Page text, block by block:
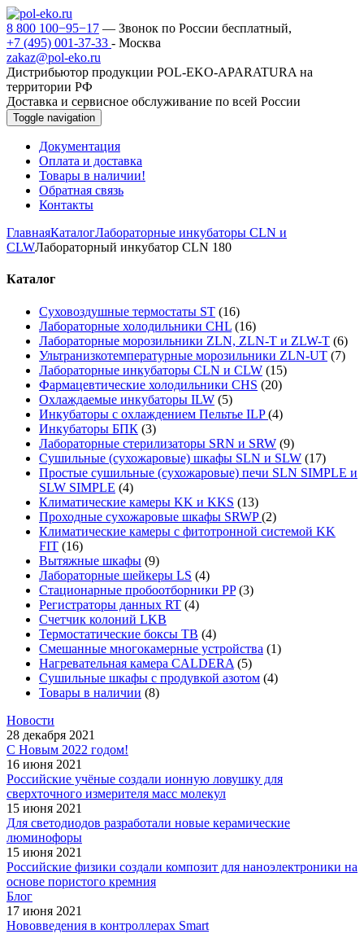
8 800 100−95−17 — Звонок по России бесплатный,
+7 (495) 001-37-33 - Москва
zakaz@pol-eko.ru
Дистрибьютор продукции POL-EKO-APARATURA на
территории РФ
Доставка и сервисное обслуживание по всей России
Toggle navigation
Документация
Оплата и доставка
Товары в наличии!
Обратная связь
Контакты
ГлавнаяКаталогЛабораторные инкубаторы CLN и
CLWЛабораторный инкубатор CLN 180
Каталог
Суховоздушные термостаты ST (16)
Лабораторные холодильники CHL (16)
Лабораторные морозильники ZLN, ZLN-T и ZLW-T (6)
Ультранизкотемпературные морозильники ZLN-UT (7)
Лабораторные инкубаторы CLN и CLW (15)
Фармацевтические холодильники CHS (20)
Охлаждаемые инкубаторы ILW (5)
Инкубаторы с охлаждением Пельтье ILP(4)
Инкубаторы БПК (3)
Лабораторные стерилизаторы SRN и SRW (9)
Сушильные (сухожаровые) шкафы SLN и SLW (17)
Простые сушильные (сухожаровые) печи SLN SIMPLE и
SLW SIMPLE (4)
Климатические камеры KK и KKS (13)
Проходные сухожаровые шкафы SRWP(2)
Климатические камеры с фитотронной системой KK
FIT (16)
Вытяжные шкафы (9)
Лабораторные шейкеры LS (4)
Стационарные пробоотборники PP (3)
Регистраторы данных RT (4)
Счетчик колоний LKB
Термостатические боксы TB (4)
Смешанные многокамерные устройства (1)
Нагревательная камера CALDERA (5)
Сушильные шкафы с продувкой азотом (4)
Товары в наличии (8)
Новости
28 декабря 2021
С Новым 2022 годом!
16 июня 2021
Российские учёные создали ионную ловушку для
сверхточного измерителя масс молекул
15 июня 2021
Для светодиодов разработали новые керамические
люминофоры
15 июня 2021
Российские физики создали композит для наноэлектроники на
основе пористого кремния
Блог
17 июня 2021
Нововведения в контроллерах Smart